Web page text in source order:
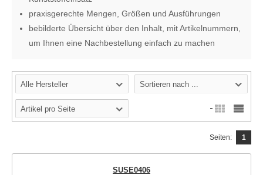
praxisgerechte Mengen, Größen und Ausführungen
bebilderte Übersicht über den Inhalt, mit Artikelnummern,
um Ihnen eine Nachbestellung einfach zu machen
Alle Hersteller Sortieren nach ...
Artikel pro Seite
Seiten: 1
SUSE0406